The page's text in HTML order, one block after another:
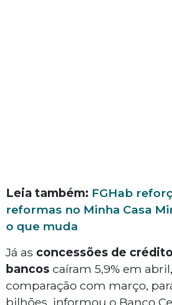
Leia também: FGHab
reformas no Minha Casa
o que muda
Já as concessões de crédito
bancos caíram 5,9% em
comparação com março,
bilhões, informou o Banco